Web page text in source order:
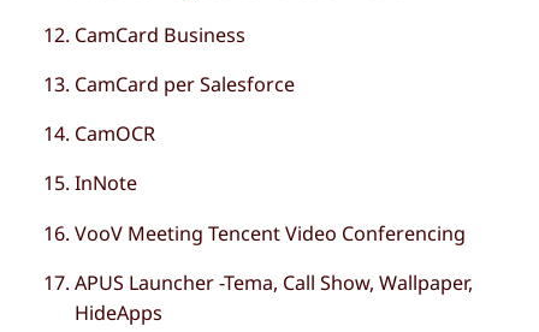
CamCard Business
CamCard per Salesforce
CamOCR
InNote
VooV Meeting Tencent Video Conferencing
APUS Launcher -Tema, Call Show, Wallpaper,
HideApps